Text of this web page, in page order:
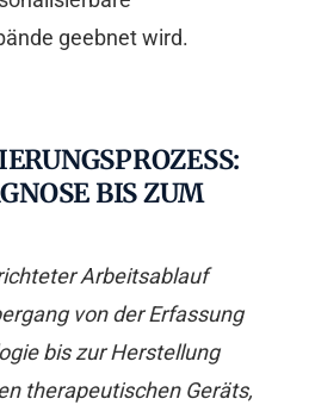
geebnet wird.
BIS ZUM
Arbeitsablauf
von der Erfassung
bis zur Herstellung
therapeutischen Geräts,